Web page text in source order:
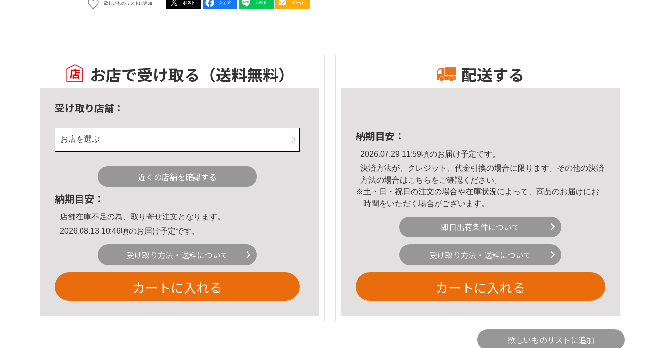
欲しいものリストに追加
お店で受け取る （送料無料）
受け取り店舗：
お店を選ぶ
近くの店舗を確認する
納期目安：
店舗在庫不足の為、取り寄せ注文となります。
2026.08.13 10:46頃のお届け予定です。
受け取り方法・送料について
カートに入れる
配送する
納期目安：
2026.07.29 11:59頃のお届け予定です。
決済方法が、クレジット、代金引換の場合に限ります。その他の決済
方法の場合はこちら をご確認ください。
※土・日・祝日の注文の場合や在庫状況によって、商品のお届けにお
時間をいただく場合がございます。
即日出荷条件について
受け取り方法・送料について
カートに入れる
欲しいものリストに追加